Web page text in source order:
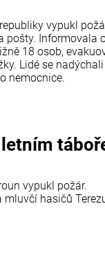
vypukl
pošty. Informovala
18 osob,
Lidé se nadýchali
nemocnice.
vypukl požár.
mluvčí hasičů